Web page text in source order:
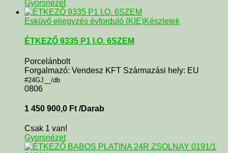
Gyorsnézet
Esküvő eljegyzés évforduló (KIE)Készletek
ÉTKEZŐ 9335 P1 I.O. 6SZEM
Porcelánbolt
Forgalmazó: Vendesz KFT Származási hely: EU
#24GJ__/db
0806
1 450 900,0 Ft /Darab
Csak 1 van!
Gyorsnézet